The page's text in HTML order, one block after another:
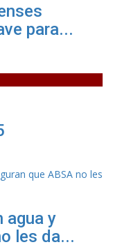
para...
agua y
les da...